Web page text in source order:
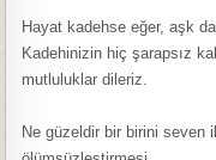
Hayat kadehse eğer, aşk
Kadehinizin hiç şarapsız
mutluluklar dileriz.
Ne güzeldir bir birini seven